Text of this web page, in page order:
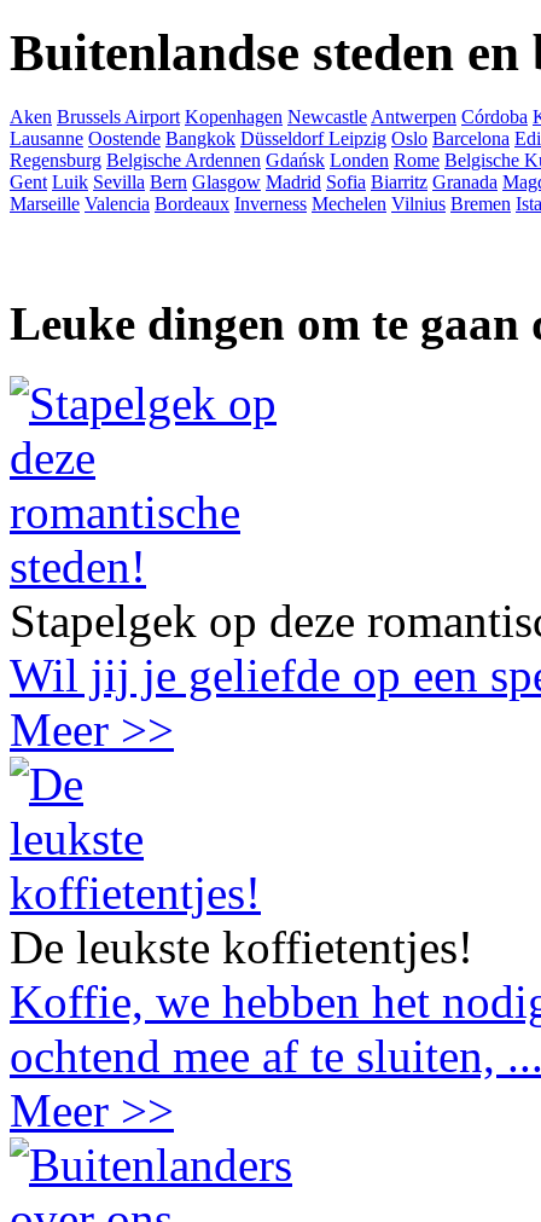
Buitenlandse steden en
Aken Brussels Airport Kopenhagen Newcastle Antwerpen Córdoba
Lausanne Oostende Bangkok DüsseldorfLeipzig Oslo Barcelona
Regensburg Belgische Ardennen Gdańsk Londen Rome Belgische
Gent Luik Sevilla Bern Glasgow Madrid Sofia Biarritz Granada
Marseille Valencia Bordeaux Inverness Mechelen Vilnius Bremen
Leuke dingen om te gaan
Stapelgek op deze
Wil jij je geliefde op een
Meer >>
De leukste koffietentjes!
Koffie, we hebben het
ochtend mee af te sluiten,
Meer >>